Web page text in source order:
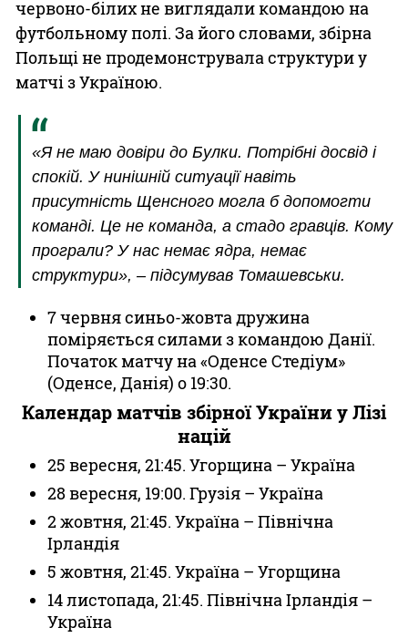
червоно-білих не виглядали командою на
футбольному полі. За його словами, збірна
Польщі не продемонструвала структури у
матчі з Україною.
«Я не маю довіри до Булки. Потрібні досвід і
спокій. У нинішній ситуації навіть
присутність Щенсного могла б допомогти
команді. Це не команда, а стадо гравців. Кому
програли? У нас немає ядра, немає
структури», – підсумував Томашевськи.
7 червня синьо-жовта дружина
поміряється силами з командою Данії.
Початок матчу на «Оденсе Стедіум»
(Оденсе, Данія) о 19:30.
Календар матчів збірної України у Лізі
націй
25 вересня, 21:45. Угорщина – Україна
28 вересня, 19:00. Грузія – Україна
2 жовтня, 21:45. Україна – Північна
Ірландія
5 жовтня, 21:45. Україна – Угорщина
14 листопада, 21:45. Північна Ірландія –
Україна